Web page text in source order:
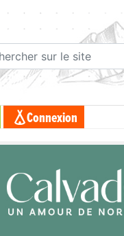
Connexion